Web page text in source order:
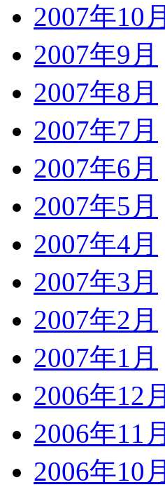
2007年10月
2007年9月
2007年8月
2007年7月
2007年6月
2007年5月
2007年4月
2007年3月
2007年2月
2007年1月
2006年12月
2006年11月
2006年10月